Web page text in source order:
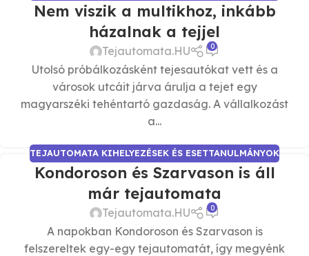
Nem viszik a multikhoz, inkább
házalnak a tejjel
Tejautomata.HU 0
Utolsó próbálkozásként tejesautókat vett és a
városok utcáit járva árulja a tejet egy
magyarszéki tehéntartó gazdaság. A vállalkozást
a...
TEJAUTOMATA KIHELYEZÉSEK ÉS ESETTANULMÁNYOK
Kondoroson és Szarvason is áll
már tejautomata
Tejautomata.HU 0
A napokban Kondoroson és Szarvason is
felszereltek egy-egy tejautomatát, így megyénk